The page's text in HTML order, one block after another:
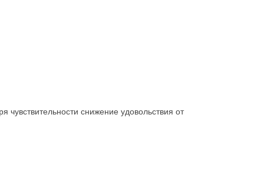
снижение удовольствия от